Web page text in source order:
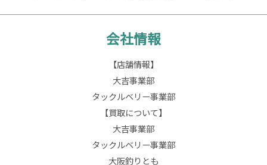
会社情報
【店舗情報】
大吉事業部
タックルベリー事業部
【買取について】
大吉事業部
タックルベリー事業部
大阪釣りとも